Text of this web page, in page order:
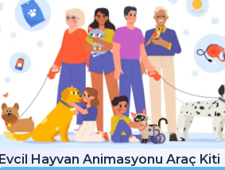
Evcil Hayvan Animasyonu Araç Kiti